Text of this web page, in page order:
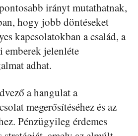
irányt mutathatnak,
hogy jobb döntéseket
kapcsolatokban a család, a
emberek jelenléte
adhat.
a hangulat a
megerősítéséhez és az
Pénzügyileg érdemes